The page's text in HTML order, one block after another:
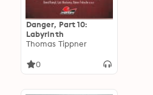
Danger, Part 10:
Labyrinth
Thomas Tippner
0